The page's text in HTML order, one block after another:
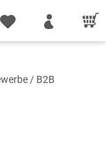
/ B2B